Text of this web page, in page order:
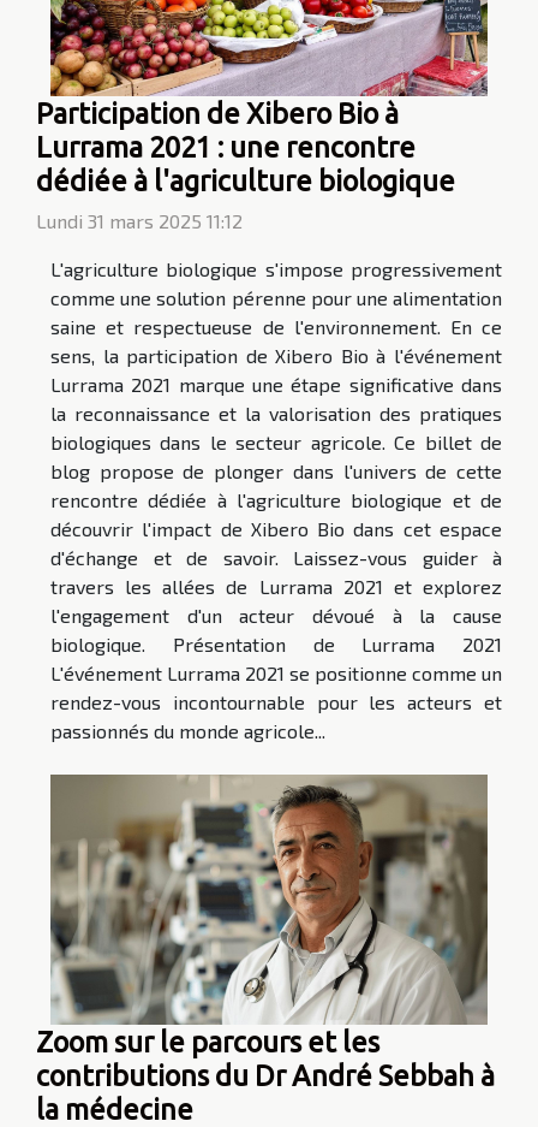
Participation de Xibero Bio à
Lurrama 2021 : une rencontre
dédiée à l'agriculture biologique
Lundi 31 mars 2025 11:12
L'agriculture biologique s'impose progressivement
comme une solution pérenne pour une alimentation
saine et respectueuse de l'environnement. En ce
sens, la participation de Xibero Bio à l'événement
Lurrama 2021 marque une étape significative dans
la reconnaissance et la valorisation des pratiques
biologiques dans le secteur agricole. Ce billet de
blog propose de plonger dans l'univers de cette
rencontre dédiée à l'agriculture biologique et de
découvrir l'impact de Xibero Bio dans cet espace
d'échange et de savoir. Laissez-vous guider à
travers les allées de Lurrama 2021 et explorez
l'engagement d'un acteur dévoué à la cause
biologique. Présentation de Lurrama 2021
L'événement Lurrama 2021 se positionne comme un
rendez-vous incontournable pour les acteurs et
passionnés du monde agricole...
Zoom sur le parcours et les
contributions du Dr André Sebbah à
la médecine